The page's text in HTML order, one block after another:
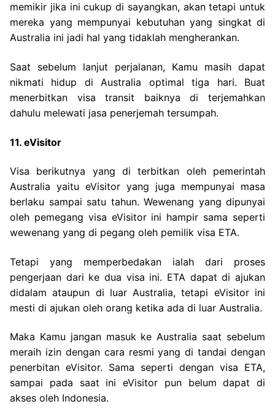
memikir jika ini cukup di sayangkan, akan tetapi untuk
mereka yang mempunyai kebutuhan yang singkat di
Australia ini jadi hal yang tidaklah mengherankan.
Saat sebelum lanjut perjalanan, Kamu masih dapat
nikmati hidup di Australia optimal tiga hari. Buat
menerbitkan visa transit baiknya di terjemahkan
dahulu melewati jasa penerjemah tersumpah.
11. eVisitor
Visa berikutnya yang di terbitkan oleh pemerintah
Australia yaitu eVisitor yang juga mempunyai masa
berlaku sampai satu tahun. Wewenang yang dipunyai
oleh pemegang visa eVisitor ini hampir sama seperti
wewenang yang di pegang oleh pemilik visa ETA.
Tetapi yang memperbedakan ialah dari proses
pengerjaan dari ke dua visa ini. ETA dapat di ajukan
didalam ataupun di luar Australia, tetapi eVisitor ini
mesti di ajukan oleh orang ketika ada di luar Australia.
Maka Kamu jangan masuk ke Australia saat sebelum
meraih izin dengan cara resmi yang di tandai dengan
penerbitan eVisitor. Sama seperti dengan visa ETA,
sampai pada saat ini eVisitor pun belum dapat di
akses oleh Indonesia.